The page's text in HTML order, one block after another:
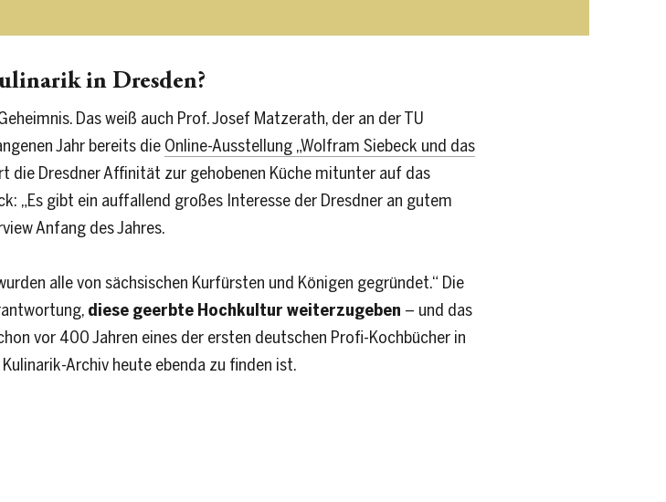
in Dresden?
Das weiß auch Prof. Josef Matzerath, der an der TU
Jahr bereits die Online-Ausstellung „Wolfram Siebeck und das
die Dresdner Affinität zur gehobenen Küche mitunter auf das
„Es gibt ein auffallend großes Interesse der Dresdner an gutem
Anfang des Jahres.
alle von sächsischen Kurfürsten und Königen gegründet.“ Die
diese geerbte Hochkultur weiterzugeben – und das
vor 400 Jahren eines der ersten deutschen Profi-Kochbücher in
Archiv heute ebenda zu finden ist.